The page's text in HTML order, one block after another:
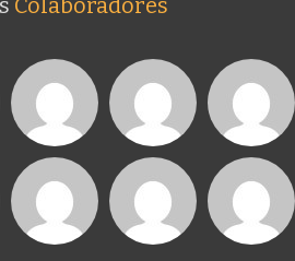
Colaboradores